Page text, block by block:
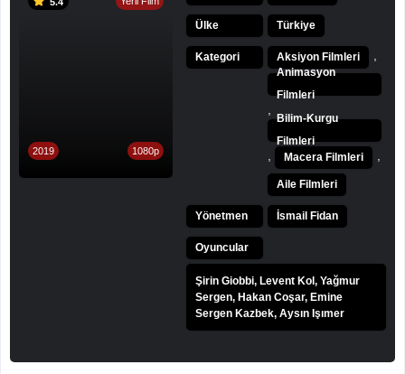
2019 1080p
Ülke Türkiye
Kategori Aksiyon Filmleri
Animasyon
Filmleri
Bilim-Kurgu
Filmleri
Macera Filmleri
Aile Filmleri
Yönetmen İsmail Fidan
Oyuncular
Şirin Giobbi, Levent Kol, Yağmur
Sergen, Hakan Coşar, Emine
Sergen Kazbek, Aysın Işımer